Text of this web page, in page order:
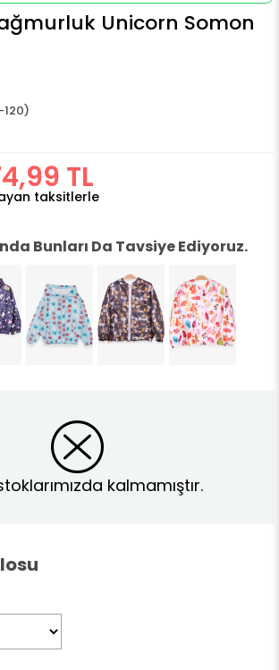
Unicorn Somon
120)
TL
taksitlerle
Bunları Da Tavsiye Ediyoruz.
kalmamıştır.